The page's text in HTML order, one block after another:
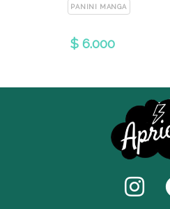
PANINI MANGA
$ 6.000